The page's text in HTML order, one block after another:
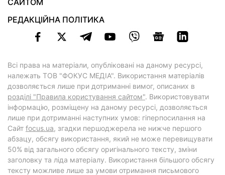
САЙТОМ
РЕДАКЦІЙНА ПОЛІТИКА
Всі права на матеріали, опубліковані на даному ресурсі,
належать ТОВ "ФОКУС МЕДІА". Використання матеріалів
дозволяється лише при дотриманні вимог, описаних в
розділі "Правила користування сайтом". Використовувати
інформацію, розміщену на даному ресурсі, дозволяється
лише при дотриманні наступних умов: гіперпосилання на
Cайт focus.ua, згадки першоджерела не нижче першого
абзацу, обсягу використання, який не може перевищувати
50% від загального обсягу оригінального тексту, зміни
заголовку та ліда матеріалу. Використання більшого обсягу
тексту можливе лише за умови отримання письмового